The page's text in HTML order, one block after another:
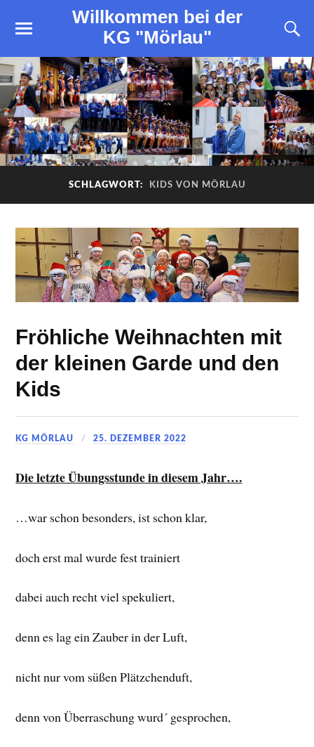
Willkommen bei der
KG "Mörlau"
SCHLAGWORT: KIDS VON MÖRLAU
Fröhliche Weihnachten mit
der kleinen Garde und den
Kids
KG MÖRLAU 25. DEZEMBER 2022
Die letzte Übungsstunde in diesem Jahr….
…war schon besonders, ist schon klar,
doch erst mal wurde fest trainiert
dabei auch recht viel spekuliert,
denn es lag ein Zauber in der Luft,
nicht nur vom süßen Plätzchenduft,
denn von Überraschung wurd´ gesprochen,